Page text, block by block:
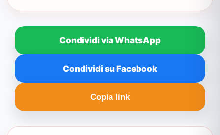
Condividi via WhatsApp
Condividi su Facebook
Copia link